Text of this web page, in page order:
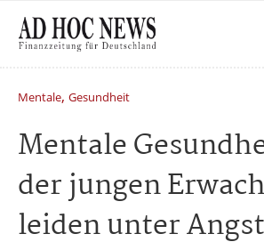
Mentale, Gesundheit
Mentale
der jungen
leiden unter Angst